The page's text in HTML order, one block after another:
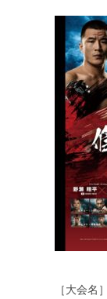
［大会